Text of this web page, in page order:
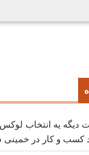
دیگه یه انتخاب
کسب ‌و کار در